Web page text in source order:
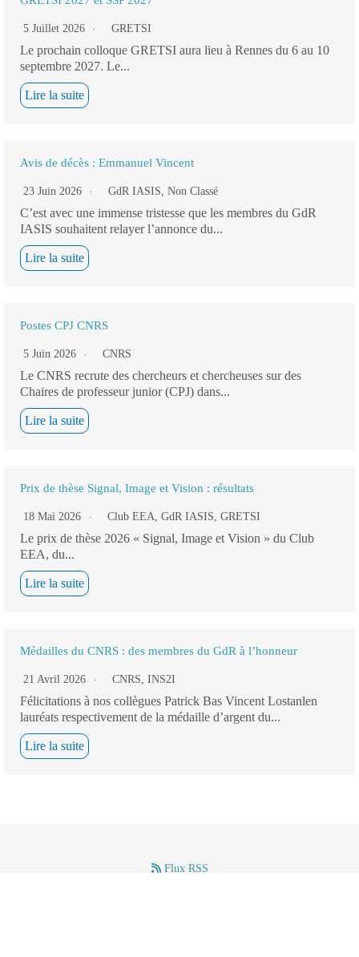
5 Juillet 2026 GRETSI
Le prochain colloque GRETSI aura lieu à Rennes du 6 au 10
septembre 2027. Le...
Lire la suite
Avis de décès : Emmanuel Vincent
23 Juin 2026 GdR IASIS, Non Classé
C’est avec une immense tristesse que les membres du GdR
IASIS souhaitent relayer l’annonce du...
Lire la suite
Postes CPJ CNRS
5 Juin 2026 CNRS
Le CNRS recrute des chercheurs et chercheuses sur des
Chaires de professeur junior (CPJ) dans...
Lire la suite
Prix de thèse Signal, Image et Vision : résultats
18 Mai 2026 Club EEA, GdR IASIS, GRETSI
Le prix de thèse 2026 « Signal, Image et Vision » du Club
EEA, du...
Lire la suite
Médailles du CNRS : des membres du GdR à l’honneur
21 Avril 2026 CNRS, INS2I
Félicitations à nos collègues Patrick Bas Vincent Lostanlen
lauréats respectivement de la médaille d’argent du...
Lire la suite
Flux RSS